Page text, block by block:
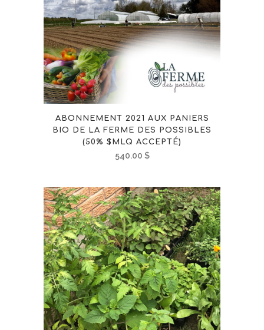
ABONNEMENT 2021 AUX PANIERS
BIO DE LA FERME DES POSSIBLES
(50% $MLQ ACCEPTÉ)
540.00 $